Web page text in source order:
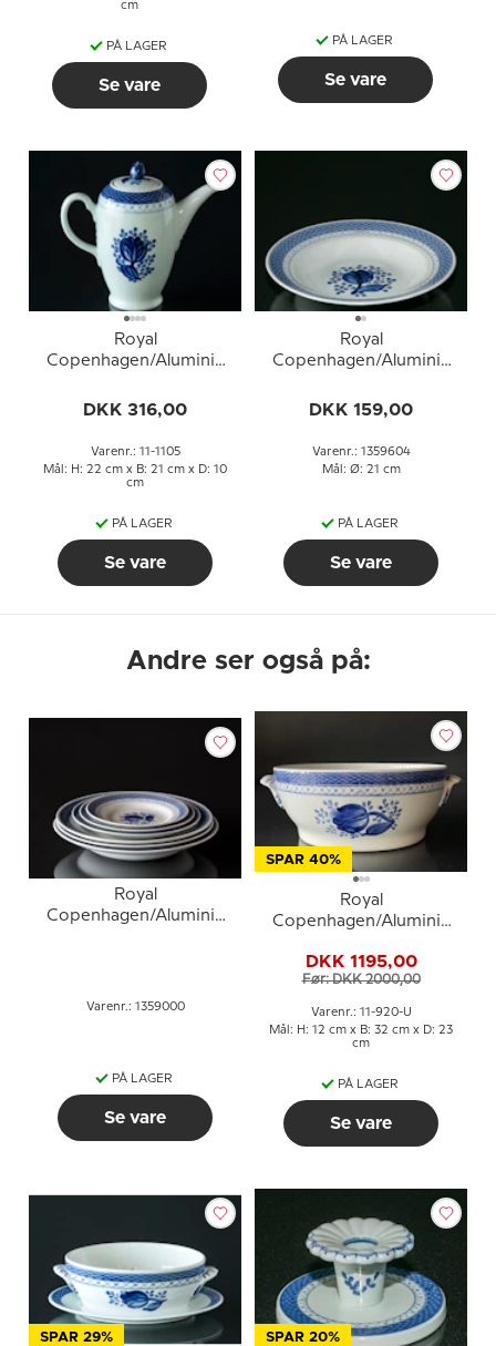
cm
PÅ LAGER
Se vare
PÅ LAGER
Se vare
Royal
Copenhagen/Aluminia
kaffekande nr. 11/1105
DKK 316,00
Varenr.: 11-1105
Mål: H: 22 cm x B: 21 cm x D: 10
cm
PÅ LAGER
Se vare
Royal
Copenhagen/Aluminia
tallerken 21cm nr. 11/1847
DKK 159,00
Varenr.: 1359604
Mål: Ø: 21 cm
PÅ LAGER
Se vare
Andre ser også på:
Royal
Copenhagen/Aluminia
Varenr.: 1359000
PÅ LAGER
Se vare
SPAR 40%
Royal
Copenhagen/Aluminia
UDEN låg/stor skål
DKK 1195,00
Før: DKK 2000,00
Varenr.: 11-920-U
Mål: H: 12 cm x B: 32 cm x D: 23
cm
PÅ LAGER
Se vare
SPAR 29% SPAR 20%